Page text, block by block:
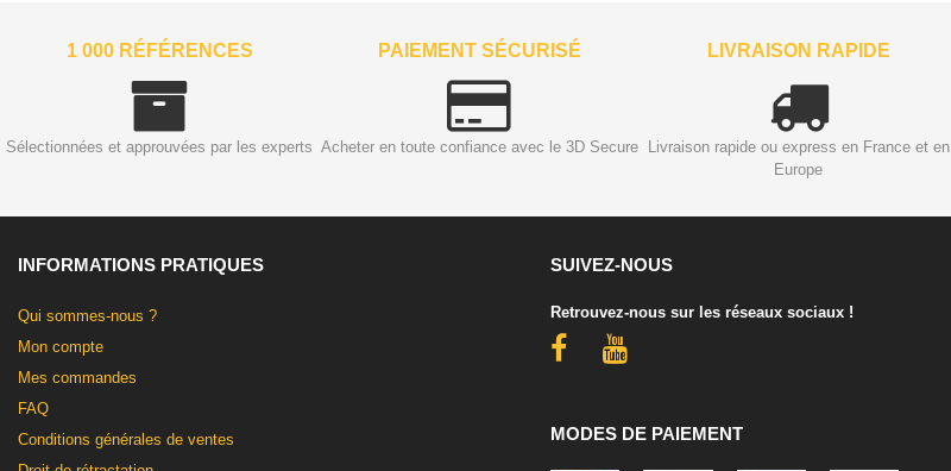
1 000 RÉFÉRENCES
Sélectionnées et approuvées par les experts
PAIEMENT SÉCURISÉ
Acheter en toute confiance avec le 3D Secure
LIVRAISON RAPIDE
Livraison rapide ou express en France et en
Europe
INFORMATIONS PRATIQUES
Qui sommes-nous ?
Mon compte
Mes commandes
FAQ
Conditions générales de ventes
SUIVEZ-NOUS
Retrouvez-nous sur les réseaux sociaux !
MODES DE PAIEMENT